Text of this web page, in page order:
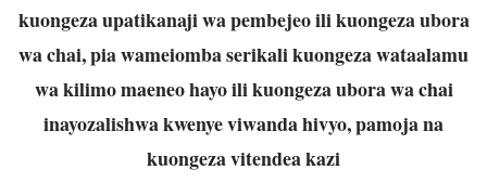
kuongeza upatikanaji wa pembejeo ili kuongeza ubora
wa chai, pia wameiomba serikali kuongeza wataalamu
wa kilimo maeneo hayo ili kuongeza ubora wa chai
inayozalishwa kwenye viwanda hivyo, pamoja na
kuongeza vitendea kazi